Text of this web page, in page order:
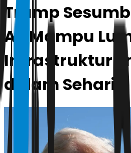
Trump
AS Mampu
Infrastruktur
dalam Sehari!